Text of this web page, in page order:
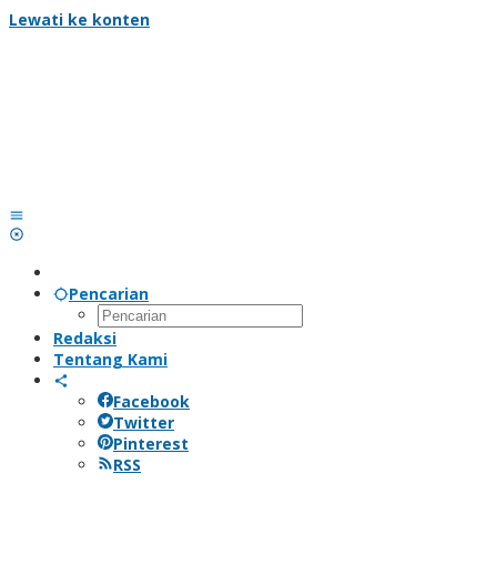
Lewati ke konten
Pencarian
Redaksi
Tentang Kami
Facebook
Twitter
Pinterest
RSS